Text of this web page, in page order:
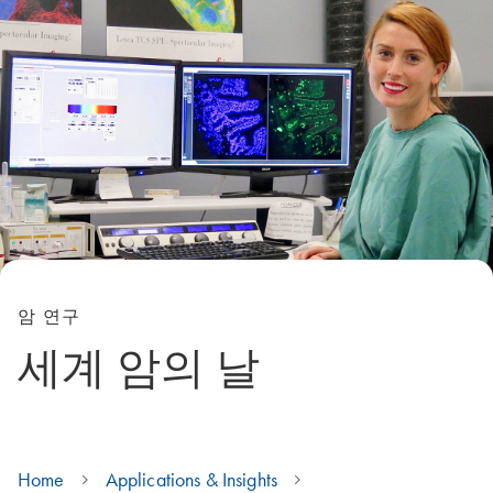
암 연구
세계 암의 날
Home
Applications & Insights